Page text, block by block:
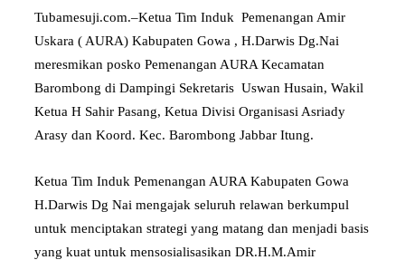
Tubamesuji.com.–Ketua Tim Induk Pemenangan Amir
Uskara ( AURA) Kabupaten Gowa , H.Darwis Dg.Nai
meresmikan posko Pemenangan AURA Kecamatan
Barombong di Dampingi Sekretaris Uswan Husain, Wakil
Ketua H Sahir Pasang, Ketua Divisi Organisasi Asriady
Arasy dan Koord. Kec. Barombong Jabbar Itung.
Ketua Tim Induk Pemenangan AURA Kabupaten Gowa
H.Darwis Dg Nai mengajak seluruh relawan berkumpul
untuk menciptakan strategi yang matang dan menjadi basis
yang kuat untuk mensosialisasikan DR.H.M.Amir